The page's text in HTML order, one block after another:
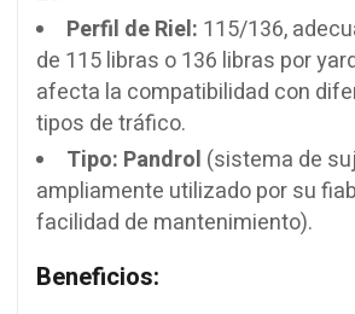
Perfil de Riel: 115/136,
de 115 libras o 136 libras por
afecta la compatibilidad con
tipos de tráfico.
Tipo: Pandrol (sistema de
ampliamente utilizado por su
facilidad de mantenimiento).
Beneficios: